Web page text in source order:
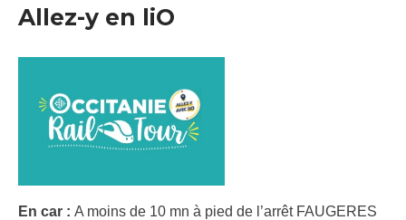
Allez-y en liO
En car : A moins de 10 mn à pied de l’arrêt FAUGERES